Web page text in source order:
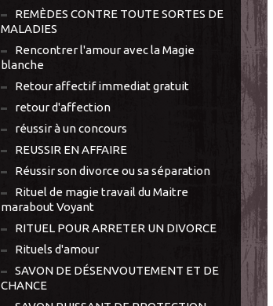
REMÈDES CONTRE TOUTE SORTES DE
MALADIES
Rencontrer l'amour avec la Magie
blanche
Retour affectif immediat gratuit
retour d'affection
réussir à un concours
REUSSIR EN AFFAIRE
Réussir son divorce ou sa séparation
Rituel de magie travail du Maitre
marabout Voyant
RITUEL POUR ARRETER UN DIVORCE
Rituels d'amour
SAVON DE DÉSENVOUTEMENT ET DE
CHANCE